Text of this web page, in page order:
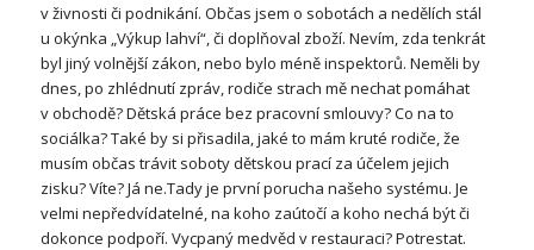
v živnosti či podnikání. Občas jsem o sobotách a nedělích stál
u okýnka „Výkup lahví“, či doplňoval zboží. Nevím, zda tenkrát
byl jiný volnější zákon, nebo bylo méně inspektorů. Neměli by
dnes, po zhlédnutí zpráv, rodiče strach mě nechat pomáhat
v obchodě? Dětská práce bez pracovní smlouvy? Co na to
sociálka? Také by si přisadila, jaké to mám kruté rodiče, že
musím občas trávit soboty dětskou prací za účelem jejich
zisku? Víte? Já ne.Tady je první porucha našeho systému. Je
velmi nepředvídatelné, na koho zaútočí a koho nechá být či
dokonce podpoří. Vycpaný medvěd v restauraci? Potrestat.